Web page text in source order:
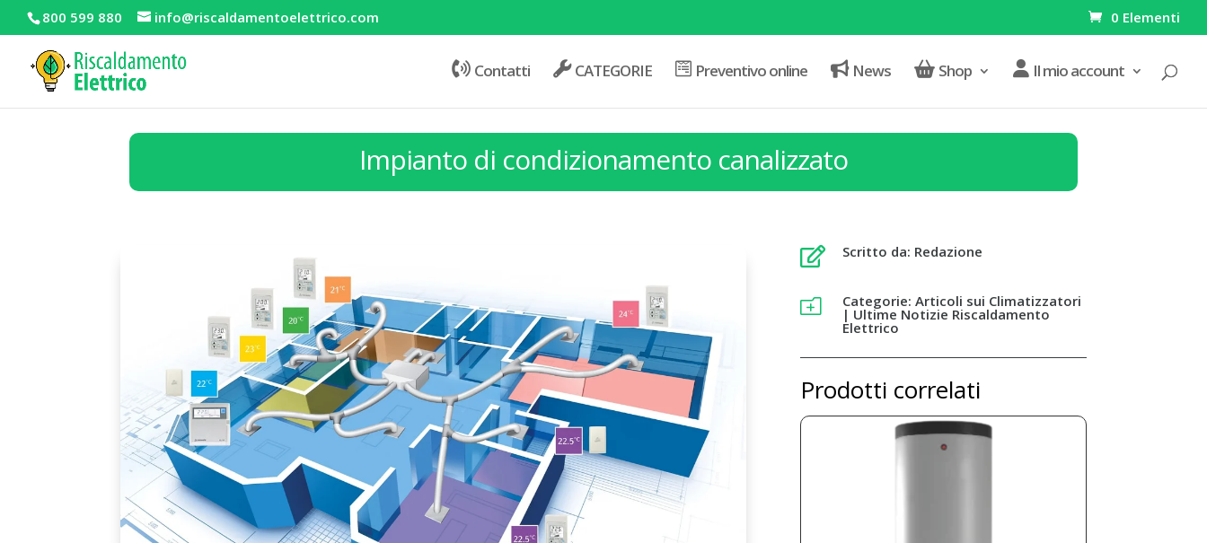
800 599 880 info@riscaldamentoelettrico.com 0 Elementi
Contatti CATEGORIE Preventivo online News Shop Il mio account
Impianto di condizionamento canalizzato
 Scritto da: Redazione
o Categorie:Articoli sui Climatizzatori
| Ultime Notizie Riscaldamento
Elettrico
Prodotti correlati